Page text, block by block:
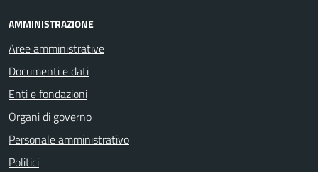
AMMINISTRAZIONE
Aree amministrative
Documenti e dati
Enti e fondazioni
Organi di governo
Personale amministrativo
Politici